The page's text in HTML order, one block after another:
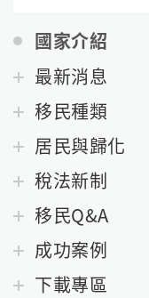
國家介紹
最新消息
移民種類
居民與歸化
稅法新制
移民Q&A
成功案例
下載專區